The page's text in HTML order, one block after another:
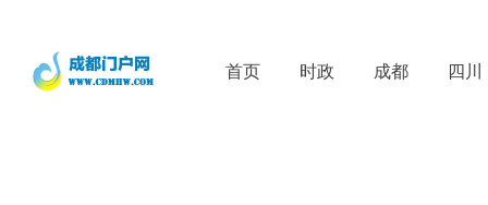
首页 时政 成都 四川